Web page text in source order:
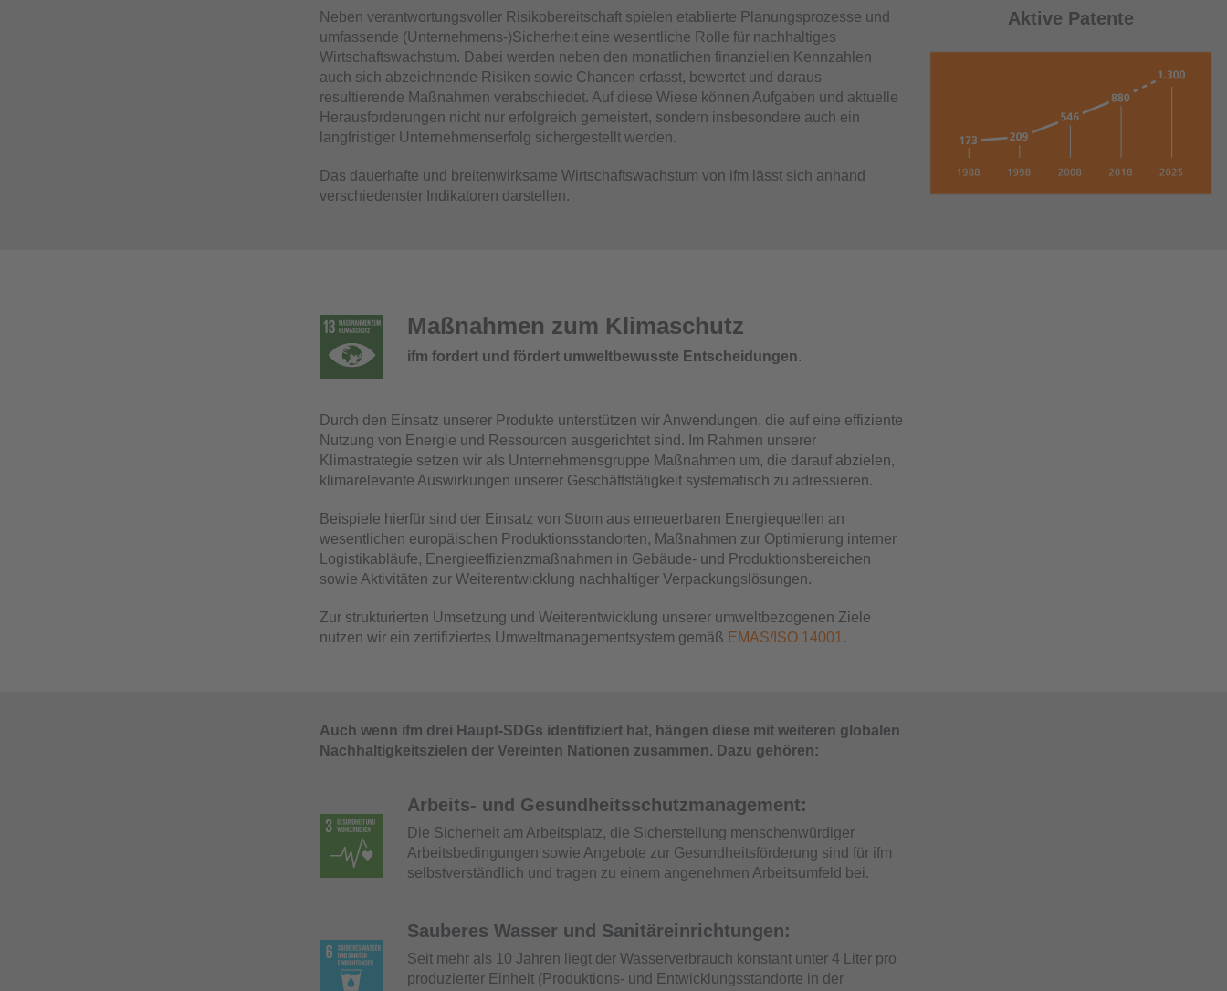
Neben verantwortungsvoller Risikobereitschaft spielen etablierte Planungsprozesse und
umfassende (Unternehmens-)Sicherheit eine wesentliche Rolle für nachhaltiges
Wirtschaftswachstum. Dabei werden neben den monatlichen finanziellen Kennzahlen
auch sich abzeichnende Risiken sowie Chancen erfasst, bewertet und daraus
resultierende Maßnahmen verabschiedet. Auf diese Wiese können Aufgaben und aktuelle
Herausforderungen nicht nur erfolgreich gemeistert, sondern insbesondere auch ein
langfristiger Unternehmenserfolg sichergestellt werden.
Das dauerhafte und breitenwirksame Wirtschaftswachstum von ifm lässt sich anhand
verschiedenster Indikatoren darstellen.
Aktive Patente
Maßnahmen zum Klimaschutz
ifm fordert und fördert umweltbewusste Entscheidungen.
Durch den Einsatz unserer Produkte unterstützen wir Anwendungen, die auf eine effiziente
Nutzung von Energie und Ressourcen ausgerichtet sind. Im Rahmen unserer
Klimastrategie setzen wir als Unternehmensgruppe Maßnahmen um, die darauf abzielen,
klimarelevante Auswirkungen unserer Geschäftstätigkeit systematisch zu adressieren.
Beispiele hierfür sind der Einsatz von Strom aus erneuerbaren Energiequellen an
wesentlichen europäischen Produktionsstandorten, Maßnahmen zur Optimierung interner
Logistikabläufe, Energieeffizienzmaßnahmen in Gebäude- und Produktionsbereichen
sowie Aktivitäten zur Weiterentwicklung nachhaltiger Verpackungslösungen.
Zur strukturierten Umsetzung und Weiterentwicklung unserer umweltbezogenen Ziele
nutzen wir ein zertifiziertes Umweltmanagementsystem gemäß EMAS/ISO 14001 .
Auch wenn ifm drei Haupt-SDGs identifiziert hat, hängen diese mit weiteren globalen
Nachhaltigkeitszielen der Vereinten Nationen zusammen. Dazu gehören:
Arbeits- und Gesundheitsschutzmanagement:
Die Sicherheit am Arbeitsplatz, die Sicherstellung menschenwürdiger
Arbeitsbedingungen sowie Angebote zur Gesundheitsförderung sind für ifm
selbstverständlich und tragen zu einem angenehmen Arbeitsumfeld bei.
Sauberes Wasser und Sanitäreinrichtungen:
Seit mehr als 10 Jahren liegt der Wasserverbrauch konstant unter 4 Liter pro
produzierter Einheit (Produktions- und Entwicklungsstandorte in der